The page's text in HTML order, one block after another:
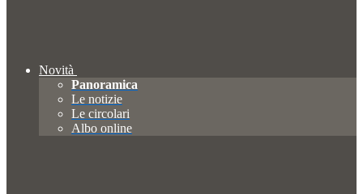
Novità
Panoramica
Le notizie
Le circolari
Albo online